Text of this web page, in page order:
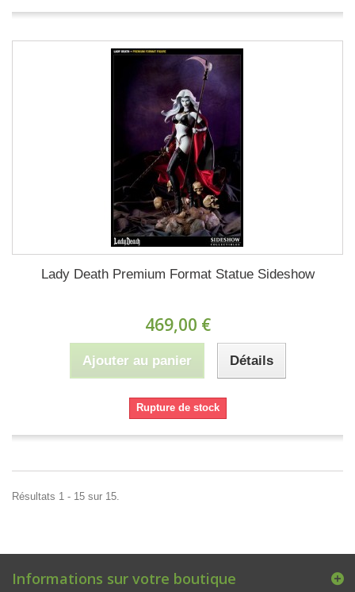
Lady Death Premium Format Statue Sideshow
469,00 €
Ajouter au panier Détails
Rupture de stock
Résultats 1 - 15 sur 15.
Informations sur votre boutique